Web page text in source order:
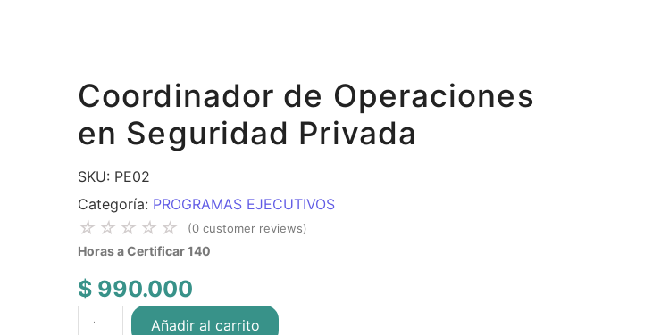
Coordinador de Operaciones
en Seguridad Privada
SKU: PE02
Categoría: PROGRAMAS EJECUTIVOS
☆ ☆ ☆ ☆ ☆ (0 customer reviews)
Horas a Certificar 140
$ 990.000
Añadir al carrito